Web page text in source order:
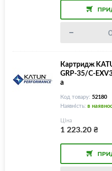
Картридж
GRP-35/C-
а
Код товару: 52180
Наявність: в
Ціна
1 223.20₴